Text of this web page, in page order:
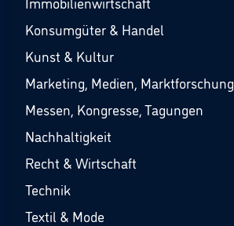
Konsumgüter & Handel
Kunst & Kultur
Marketing, Medien, Marktforschung
Messen, Kongresse, Tagungen
Nachhaltigkeit
Recht & Wirtschaft
Technik
Textil & Mode